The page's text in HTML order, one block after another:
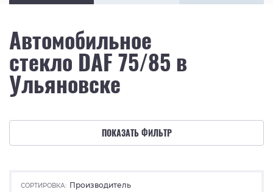
Автомобильное
стекло DAF 75/85 в
Ульяновске
ПОКАЗАТЬ ФИЛЬТР
СОРТИРОВКА: Производитель